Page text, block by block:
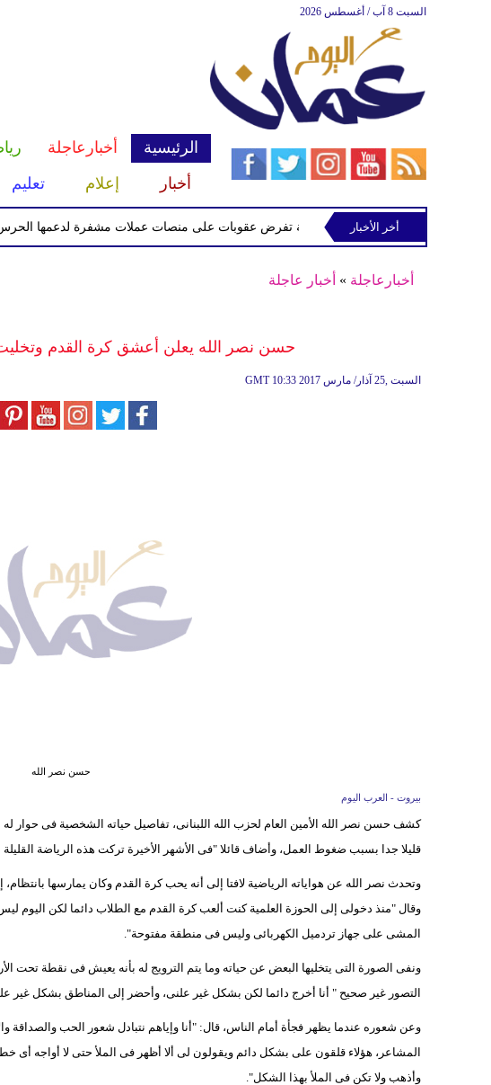
السبت 8 آب / أغسطس 2026
الرئيسية أخبارعاجلة
أخبار
إعلام تعليم
الخزانة الأميركية تفرض عقوبات على منصات عملات مشفرة لدعمها الحرس الثوري
أخر الأخبار
أخبارعاجلة » أخبار عاجلة
حسن نصر الله يعلن أعشق كرة القدم
GMT 10:33 2017 السبت ,25 آذار/ مارس
حسن نصر الله
بيروت - العرب اليوم
كشف حسن نصر الله الأمين العام لحزب الله اللبنانى، تفاصيل حياته الشخصية فى حوار له مع
قليلا جدا بسبب ضغوط العمل، وأضاف قائلا "فى الأشهر الأخيرة تركت هذه الرياضة
وتحدث نصر الله عن هواياته الرياضية لافتا إلى أنه يحب كرة القدم وكان يمارسها بانتظام،
وقال "منذ دخولى إلى الحوزة العلمية كنت ألعب كرة القدم مع الطلاب دائما لكن اليوم
المشى على جهاز تردميل الكهربائى وليس فى منطقة مفتوحة".
ونفى الصورة التى يتخليها البعض عن حياته وما يتم الترويج له بأنه يعيش فى نقطة تحت
التصور غير صحيح " أنا أخرج دائما لكن بشكل غير علنى، وأحضر إلى المناطق بشكل
وعن شعوره عندما يظهر فجأة أمام الناس، قال: "أنا وإياهم نتبادل شعور الحب والصداقة
المشاعر، هؤلاء قلقون على بشكل دائم ويقولون لى ألا أظهر فى الملأ حتى لا أواجه
وأذهب ولا تكن فى الملأ بهذا الشكل".